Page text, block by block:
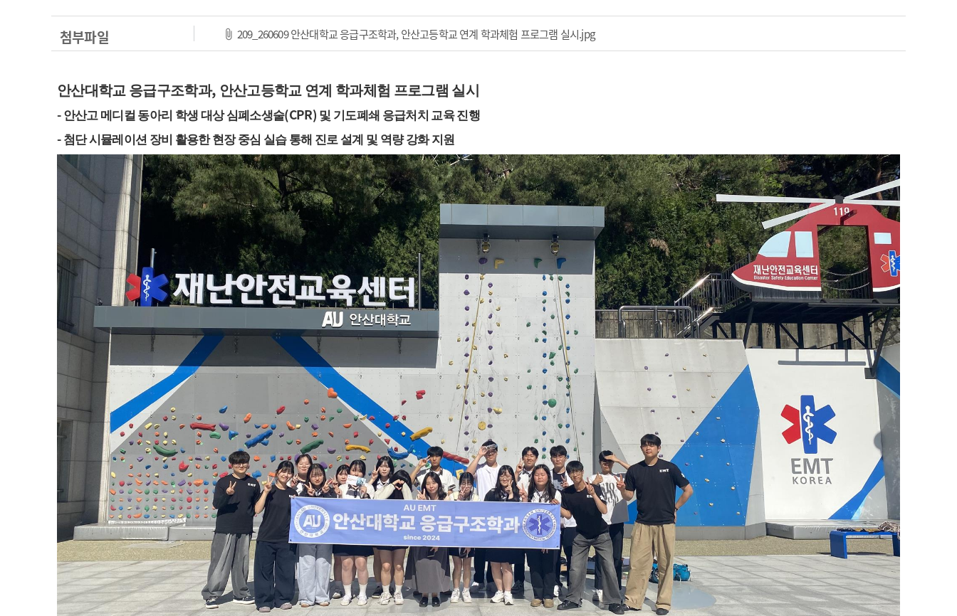
첨부파일 209_260609 안산대학교 응급구조학과, 안산고등학교 연계 학과체험 프로그램 실시.jpg파일 다운로드
안산대학교 응급구조학과, 안산고등학교 연계 학과체험 프로그램 실시
- 안산고 메디컬 동아리 학생 대상 심폐소생술(CPR) 및 기도폐쇄 응급처치 교육 진행
- 첨단 시뮬레이션 장비 활용한 현장 중심 실습 통해 진로 설계 및 역량 강화 지원